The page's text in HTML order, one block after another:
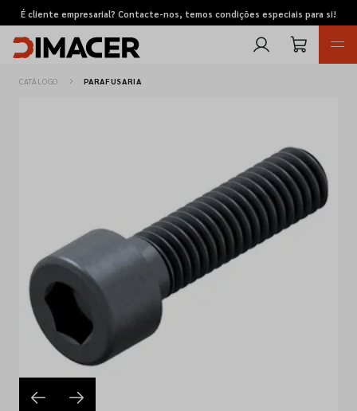
É cliente empresarial? Contacte-nos, temos condições especiais para si!
Pedidos de cotação
Marcas
Favoritos
Empresa
CATÁLOGO PARAFUSARIA